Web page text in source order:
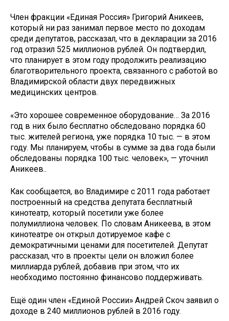
Член фракции «Единая Россия» Григорий Аникеев,
который ни раз занимал первое место по доходам
среди депутатов, рассказал, что в декларации за 2016
год отразил 525 миллионов рублей. Он подтвердил,
что планирует в этом году продолжить реализацию
благотворительного проекта, связанного с работой во
Владимирской области двух передвижных
медицинских центров.
«Это хорошее современное оборудование… За 2016
год в них было бесплатно обследовано порядка 60
тыс. жителей региона, уже порядка 10 тыс. — в этом
году. Мы планируем, чтобы в сумме за два года были
обследованы порядка 100 тыс. человек», — уточнил
Аникеев..
Как сообщается, во Владимире с 2011 года работает
построенный на средства депутата бесплатный
кинотеатр, который посетили уже более
полумиллиона человек. По словам Аникеева, в этом
кинотеатре он открыл дотируемое кафе с
демократичными ценами для посетителей. Депутат
рассказал, что в проекты цели он вложил более
миллиарда рублей, добавив при этом, что их
необходимо постоянно финансово поддерживать.
Ещё один член «Единой России» Андрей Скоч заявил о
доходе в 240 миллионов рублей в 2016 году.